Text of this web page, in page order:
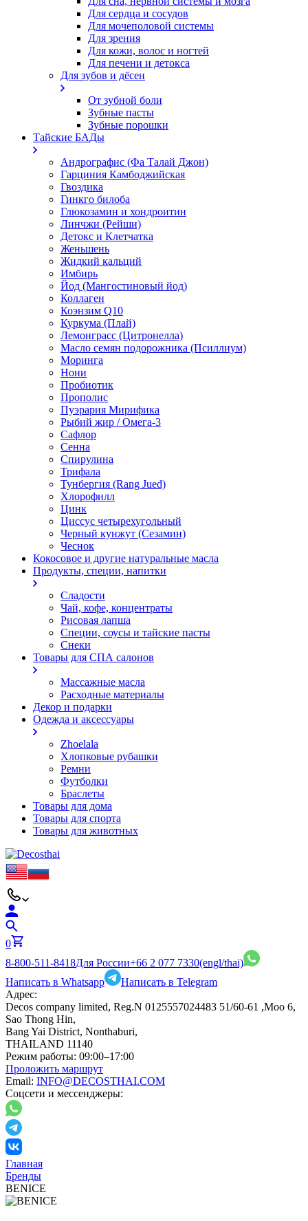
Для сердца и сосудов
Для мочеполовой системы
Для зрения
Для кожи, волос и ногтей
Для печени и детокса
Для зубов и дёсен
От зубной боли
Зубные пасты
Зубные порошки
Тайские БАДы
Андрографис (Фа Талай Джон)
Гарциния Камбоджийская
Гвоздика
Гинкго билоба
Глюкозамин и хондроитин
Линчжи (Рейши)
Детокс и Клетчатка
Женьшень
Жидкий кальций
Имбирь
Йод (Мангостиновый йод)
Коллаген
Коэнзим Q10
Куркума (Плай)
Лемонграсс (Цитронелла)
Масло семян подорожника (Псиллиум)
Моринга
Нони
Пробиотик
Прополис
Пуэрария Мирифика
Рыбий жир / Омега-3
Сафлор
Сенна
Спирулина
Трифала
Тунбергия (Rang Jued)
Хлорофилл
Цинк
Циссус четырехугольный
Черный кунжут (Сезамин)
Чеснок
Кокосовое и другие натуральные масла
Продукты, специи, напитки
Сладости
Чай, кофе, концентраты
Рисовая лапша
Специи, соусы и тайские пасты
Снеки
Товары для СПА салонов
Массажные масла
Расходные материалы
Декор и подарки
Одежда и аксессуары
Zhoelala
Хлопковые рубашки
Ремни
Футболки
Браслеты
Товары для дома
Товары для спорта
Товары для животных
0
8-800-511-8418Для России+66 2 077 7330(engl/thai)
Написать в Whatsapp
Написать в Telegram
Адрес:
Decos company limited, Reg.N 0125557024483 51/60-61 ,Moo 6,
Sao Thong Hin,
Bang Yai District, Nonthaburi,
THAILAND 11140
Режим работы: 09:00–17:00
Проложить маршрут
Email: INFO@DECOSTHAI.COM
Соцсети и мессенджеры:
Главная
Бренды
BENICE